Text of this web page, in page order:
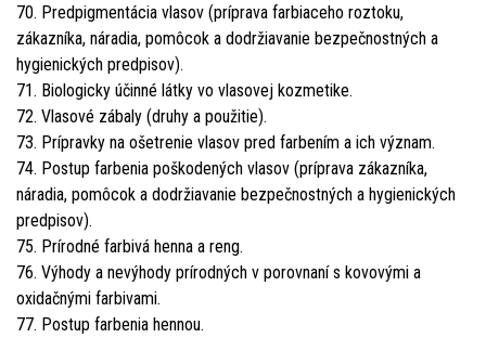
70. Predpigmentácia vlasov (príprava farbiaceho roztoku,
zákazníka, náradia, pomôcok a dodržiavanie bezpečnostných a
hygienických predpisov).
71. Biologicky účinné látky vo vlasovej kozmetike.
72. Vlasové zábaly (druhy a použitie).
73. Prípravky na ošetrenie vlasov pred farbením a ich význam.
74. Postup farbenia poškodených vlasov (príprava zákazníka,
náradia, pomôcok a dodržiavanie bezpečnostných a hygienických
predpisov).
75. Prírodné farbivá henna a reng.
76. Výhody a nevýhody prírodných v porovnaní s kovovými a
oxidačnými farbivami.
77. Postup farbenia hennou.